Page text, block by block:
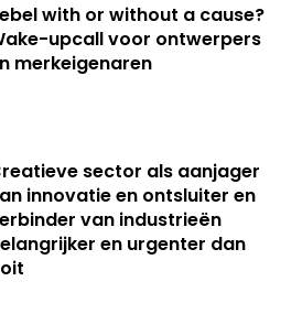
with or without a cause?
upcall voor ontwerpers
merkeigenaren
sector als aanjager
innovatie en ontsluiter en
van industrieën
en urgenter dan